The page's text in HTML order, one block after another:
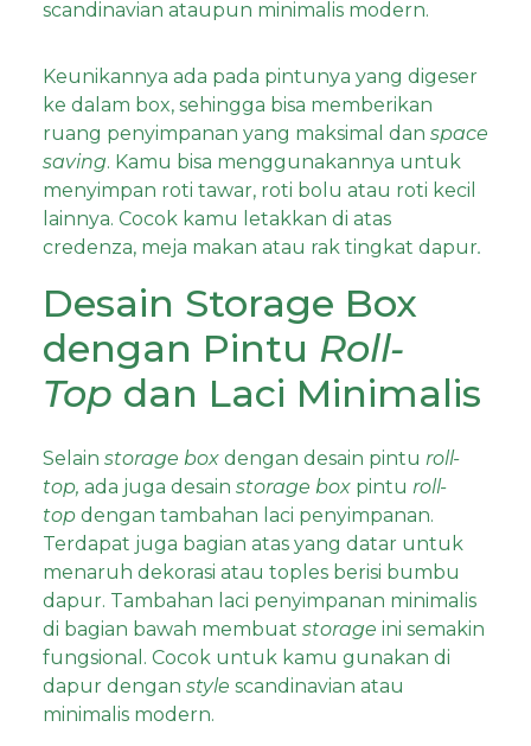
scandinavian ataupun minimalis modern.
Keunikannya ada pada pintunya yang digeser
ke dalam box, sehingga bisa memberikan
ruang penyimpanan yang maksimal dan space
saving. Kamu bisa menggunakannya untuk
menyimpan roti tawar, roti bolu atau roti kecil
lainnya. Cocok kamu letakkan di atas
credenza, meja makan atau rak tingkat dapur.
Desain Storage Box
dengan Pintu Roll-
Top dan Laci Minimalis
Selain storage box dengan desain pintu roll-
top, ada juga desain storage box pintu roll-
top dengan tambahan laci penyimpanan.
Terdapat juga bagian atas yang datar untuk
menaruh dekorasi atau toples berisi bumbu
dapur. Tambahan laci penyimpanan minimalis
di bagian bawah membuat storage ini semakin
fungsional. Cocok untuk kamu gunakan di
dapur dengan style scandinavian atau
minimalis modern.